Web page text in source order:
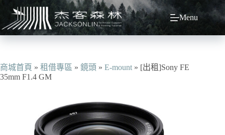
主
容
Menu
商城首頁 » 租借專區 » 鏡頭 » E-mount » [出租]Sony FE
35mm F1.4 GM